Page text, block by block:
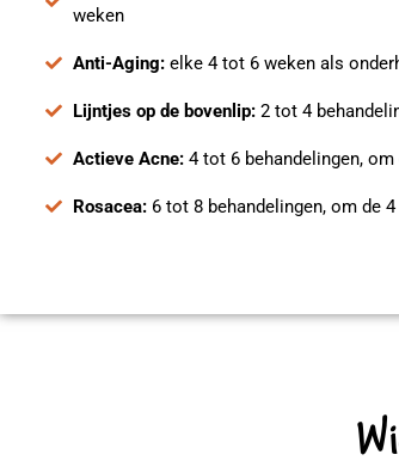
weken
Anti-Aging: elke 4 tot 6 weken als
Lijntjes op de bovenlip:2 tot 4
Actieve Acne: 4 tot 6 behandelingen,
Rosacea: 6 tot 8 behandelingen, om de